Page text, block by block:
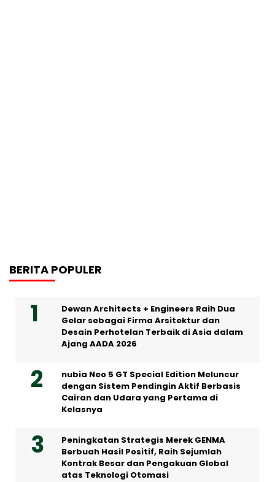
BERITA POPULER
Dewan Architects + Engineers Raih Dua
Gelar sebagai Firma Arsitektur dan
Desain Perhotelan Terbaik di Asia dalam
Ajang AADA 2026
nubia Neo 5 GT Special Edition Meluncur
dengan Sistem Pendingin Aktif Berbasis
Cairan dan Udara yang Pertama di
Kelasnya
Peningkatan Strategis Merek GENMA
Berbuah Hasil Positif, Raih Sejumlah
Kontrak Besar dan Pengakuan Global
atas Teknologi Otomasi